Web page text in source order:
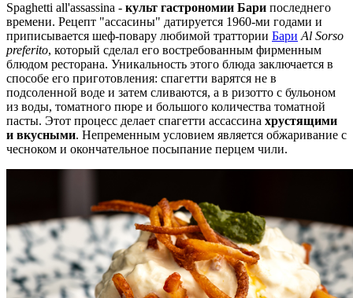
Spaghetti all'assassina - культ гастрономии Бари последнего
времени. Рецепт "ассасины" датируется 1960-ми годами и
приписывается шеф-повару любимой траттории Бари Al Sorso
preferito, который сделал его востребованным фирменным
блюдом ресторана. Уникальность этого блюда заключается в
способе его приготовления: спагетти варятся не в
подсоленной воде и затем сливаются, а в ризотто с бульоном
из воды, томатного пюре и большого количества томатной
пасты. Этот процесс делает спагетти ассассина хрустящими
и вкусными. Непременным условием является обжаривание с
чесноком и окончательное посыпание перцем чили.